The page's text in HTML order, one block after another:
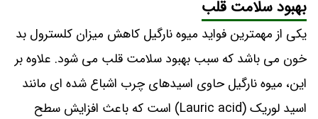
بهبود سلامت قلب
یکی از مهمترین فواید میوه نارگیل کاهش میزان کلسترول بد
خون می باشد که سبب بهبود سلامت قلب می شود. علاوه بر
این، میوه نارگیل حاوی اسیدهای چرب اشباع شده ای مانند
اسید لوریک (Lauric acid) است که باعث افزایش سطح